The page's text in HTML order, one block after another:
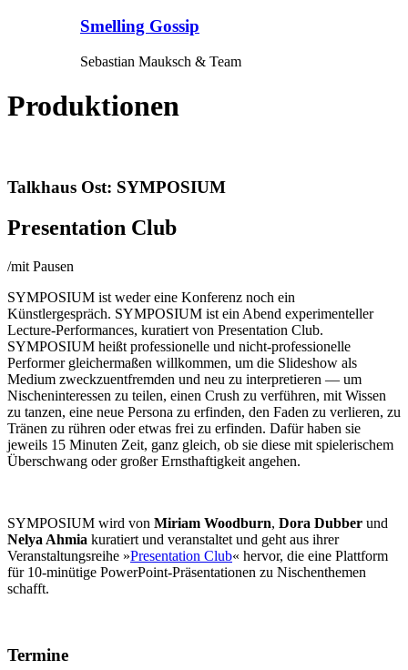
Smelling Gossip
Sebastian Mauksch & Team
Produktionen
Talkhaus Ost: SYMPOSIUM
Presentation Club
/mit Pausen
SYMPOSIUM ist weder eine Konferenz noch ein
Künstlergespräch. SYMPOSIUM ist ein Abend experimenteller
Lecture-Performances, kuratiert von Presentation Club.
SYMPOSIUM heißt professionelle und nicht-professionelle
Performer gleichermaßen willkommen, um die Slideshow als
Medium zweckzuentfremden und neu zu interpretieren — um
Nischeninteressen zu teilen, einen Crush zu verführen, mit Wissen
zu tanzen, eine neue Persona zu erfinden, den Faden zu verlieren, zu
Tränen zu rühren oder etwas frei zu erfinden. Dafür haben sie
jeweils 15 Minuten Zeit, ganz gleich, ob sie diese mit spielerischem
Überschwang oder großer Ernsthaftigkeit angehen.
SYMPOSIUM wird von Miriam Woodburn, Dora Dubber und
Nelya Ahmia kuratiert und veranstaltet und geht aus ihrer
Veranstaltungsreihe »Presentation Club« hervor, die eine Plattform
für 10-minütige PowerPoint-Präsentationen zu Nischenthemen
schafft.
Termine